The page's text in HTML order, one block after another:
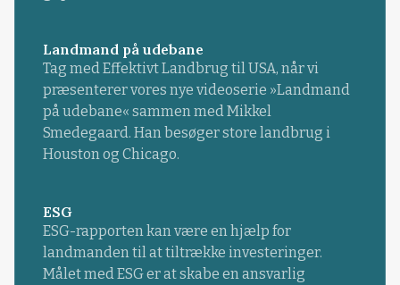
Landmand på udebane
Tag med Effektivt Landbrug til USA, når vi
præsenterer vores nye videoserie »Landmand
på udebane« sammen med Mikkel
Smedegaard. Han besøger store landbrug i
Houston og Chicago.
ESG
ESG-rapporten kan være en hjælp for
landmanden til at tiltrække investeringer.
Målet med ESG er at skabe en ansvarlig